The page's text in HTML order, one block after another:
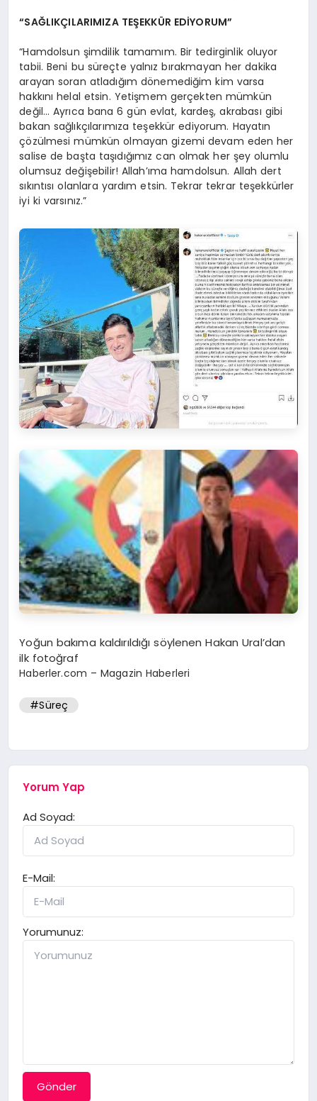
“SAĞLIKÇILARIMIZA TEŞEKKÜR EDİYORUM”
“Hamdolsun şimdilik tamamım. Bir tedirginlik oluyor
tabii. Beni bu süreçte yalnız bırakmayan her dakika
arayan soran atladığım dönemediğim kim varsa
hakkını helal etsin. Yetişmem gerçekten mümkün
değil… Ayrıca bana 6 gün evlat, kardeş, akrabası gibi
bakan sağlıkçılarımıza teşekkür ediyorum. Hayatın
çözülmesi mümkün olmayan gizemi devam eden her
salise de başta taşıdığımız can olmak her şey olumlu
olumsuz değişebilir! Allah’ıma hamdolsun. Allah dert
sıkıntısı olanlara yardım etsin. Tekrar tekrar teşekkürler
iyi ki varsınız.”
Yoğun bakıma kaldırıldığı söylenen Hakan Ural’dan
ilk fotoğraf
Haberler.com – Magazin Haberleri
#Süreç
Yorum Yap
Ad Soyad:
E-Mail:
Yorumunuz:
Gönder